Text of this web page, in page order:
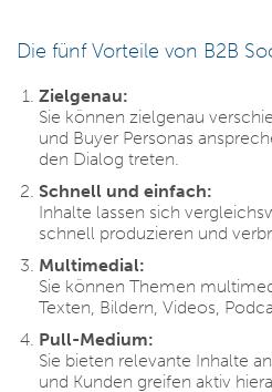
Die fünf Vorteile von B2B
Zielgenau:
Sie können zielgenau
und Buyer Personas
den Dialog treten.
Schnell und einfach:
Inhalte lassen sich
schnell produzieren und
Multimedial:
Sie können Themen
Texten, Bildern, Videos,
Pull-Medium:
Sie bieten relevante Inhalte
und Kunden greifen aktiv